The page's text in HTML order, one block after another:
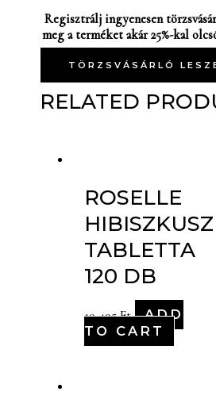
Regisztrálj ingyenesen
meg a terméket akár 25%-kal
TÖRZSVÁSÁRLÓ
RELATED
ROSELLE
HIBISZKUSZ
TABLETTA
120 DB
10,495Ft
ADD
TO CART